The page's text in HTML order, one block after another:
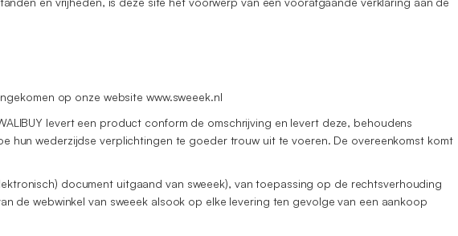
op onze website www.sweeek.nl
levert een product conform de omschrijving en levert deze, behoudens
hun wederzijdse verplichtingen te goeder trouw uit te voeren. De overeenkomst komt
document uitgaand van sweeek), van toepassing op de rechtsverhouding
de webwinkel van sweeek alsook op elke levering ten gevolge van een aankoop